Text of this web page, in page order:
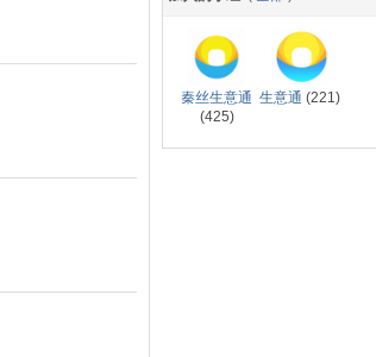
秦丝生意通
(425)
生意通 (221)